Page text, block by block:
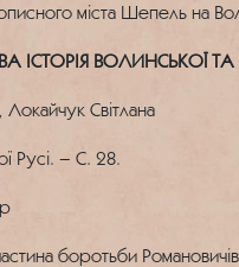
міста Шепель на
ІСТОРІЯ ВОЛИНСЬКОЇ
Світлана
Русі. – С. 28.
боротьби